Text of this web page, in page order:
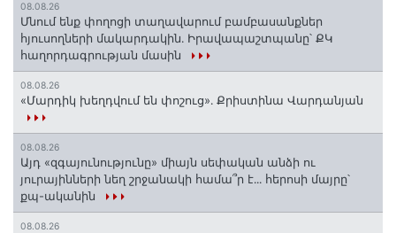
08.08.26
Մնում ենք փողոցի տաղավարում բամբասանքներ
հյուսողների մակարդակին․ Իրավապաշտպանը՝ ՔԿ
հաղորդագրության մասին
08.08.26
«Մարդիկ խեղդվում են փոշուց»․ Քրիստինա Վարդանյան
08.08.26
Այդ «զգայունությունը» միայն սեփական անձի ու
յուրայինների նեղ շրջանակի համա՞ր է․․․ հերոսի մայրը՝
քպ-ականին
08.08.26